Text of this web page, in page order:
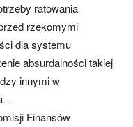
ratowania
rzekomymi
dla systemu
absurdalności takiej
innymi w
–
Finansów